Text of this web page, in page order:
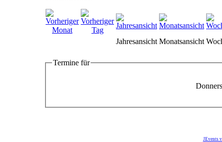
Jahresansicht Monatsansicht
Termine für
JEvents